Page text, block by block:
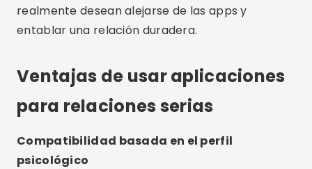
realmente desean alejarse de las apps y
entablar una relación duradera.
Ventajas de usar aplicaciones
para relaciones serias
Compatibilidad basada en el perfil
psicológico